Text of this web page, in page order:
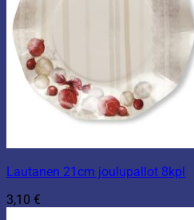
Lautanen 21cm joulupallot 8kpl
3,10 €